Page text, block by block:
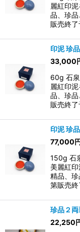
麗紅印
品、珍
販売終了
印泥 珍
33,000
60g 石
麗紅印
品、珍
販売終了
印泥 珍
77,000
150g 石
美麗紅
精品、
第販売終
珍品２
22,250